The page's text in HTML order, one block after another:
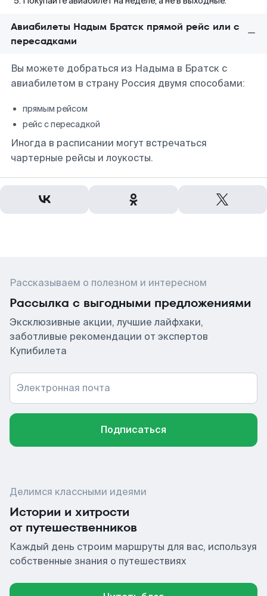
Авиабилеты Надым Братск прямой рейс или с
пересадками
Вы можете добраться из Надыма в Братск с
авиабилетом в страну Россия двумя способами:
прямым рейсом
рейс с пересадкой
Иногда в расписании могут встречаться
чартерные рейсы и лоукосты.
Рассказываем о полезном и интересном
Рассылка с выгодными предложениями
Эксклюзивные акции, лучшие лайфхаки,
заботливые рекомендации от экспертов
Купибилета
Электронная почта
Подписаться
Делимся классными идеями
Истории и хитрости
от путешественников
Каждый день строим маршруты для вас, используя
собственные знания о путешествиях